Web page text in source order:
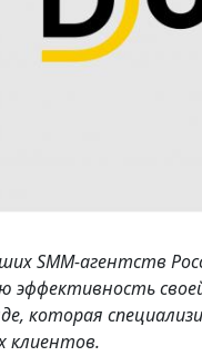
SMM-агентств
эффективность
которая
клиентов.